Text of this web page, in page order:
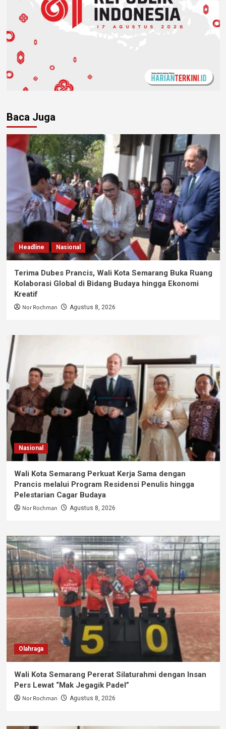
Baca Juga
Headline Nasional
Terima Dubes Prancis, Wali Kota Semarang Buka Ruang
Kolaborasi Global di Bidang Budaya hingga Ekonomi
Kreatif
Nor Rochman Agustus 8, 2026
Nasional
Wali Kota Semarang Perkuat Kerja Sama dengan
Prancis melalui Program Residensi Penulis hingga
Pelestarian Cagar Budaya
Nor Rochman Agustus 8, 2026
Olahraga
Wali Kota Semarang Pererat Silaturahmi dengan Insan
Pers Lewat “Mak Jegagik Padel”
Nor Rochman Agustus 8, 2026